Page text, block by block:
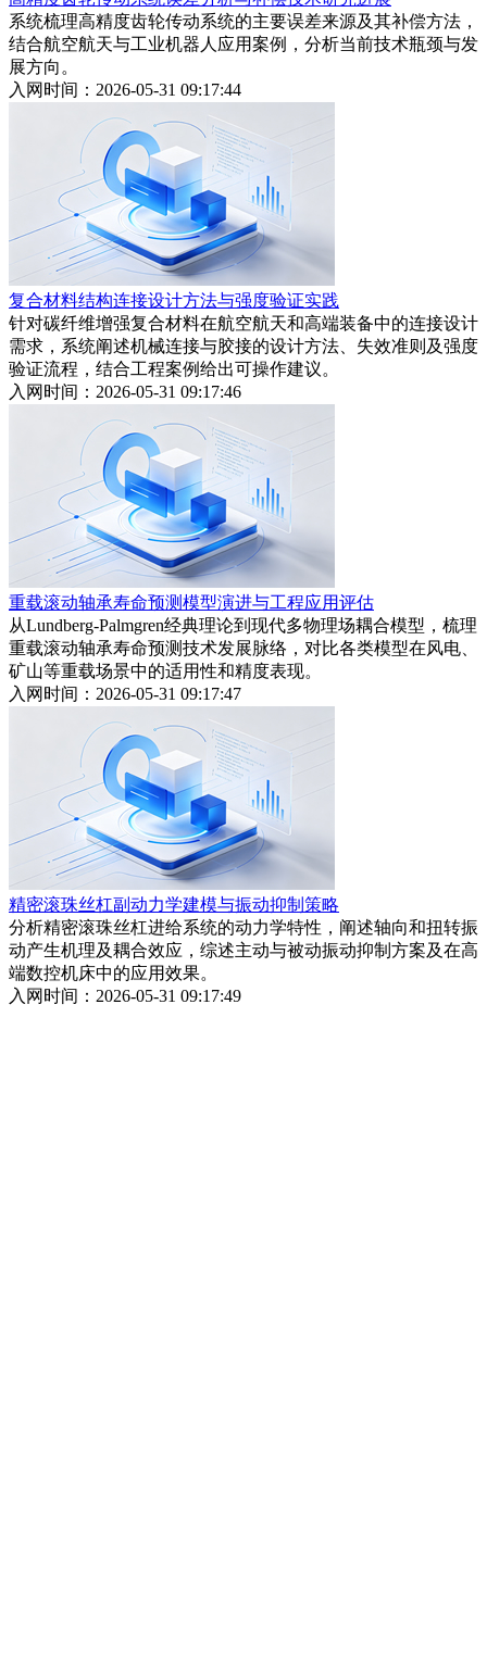
系统梳理高精度齿轮传动系统的主要误差来源及其补偿方法，
结合航空航天与工业机器人应用案例，分析当前技术瓶颈与发
展方向。
入网时间：2026-05-31 09:17:44
复合材料结构连接设计方法与强度验证实践
针对碳纤维增强复合材料在航空航天和高端装备中的连接设计
需求，系统阐述机械连接与胶接的设计方法、失效准则及强度
验证流程，结合工程案例给出可操作建议。
入网时间：2026-05-31 09:17:46
重载滚动轴承寿命预测模型演进与工程应用评估
从Lundberg-Palmgren经典理论到现代多物理场耦合模型，梳理
重载滚动轴承寿命预测技术发展脉络，对比各类模型在风电、
矿山等重载场景中的适用性和精度表现。
入网时间：2026-05-31 09:17:47
精密滚珠丝杠副动力学建模与振动抑制策略
分析精密滚珠丝杠进给系统的动力学特性，阐述轴向和扭转振
动产生机理及耦合效应，综述主动与被动振动抑制方案及在高
端数控机床中的应用效果。
入网时间：2026-05-31 09:17:49